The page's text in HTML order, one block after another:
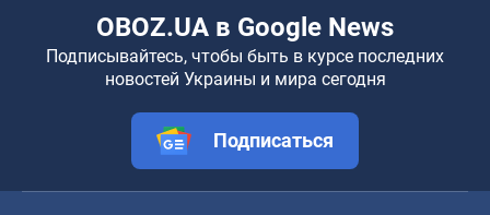
OBOZ.UA в Google News
Подписывайтесь, чтобы быть в курсе последних
новостей Украины и мира сегодня
Подписаться